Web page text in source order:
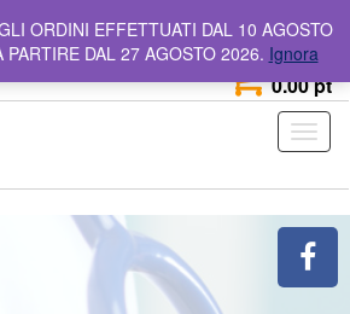
Numero Verde 800 642 044
0
0.00 pt
ORDINI EFFETTUATI DAL 10 AGOSTO
PARTIRE DAL 27 AGOSTO 2026. Ignora